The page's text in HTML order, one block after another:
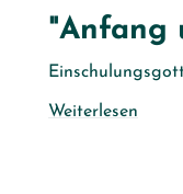
"Anfang
Weiterlesen